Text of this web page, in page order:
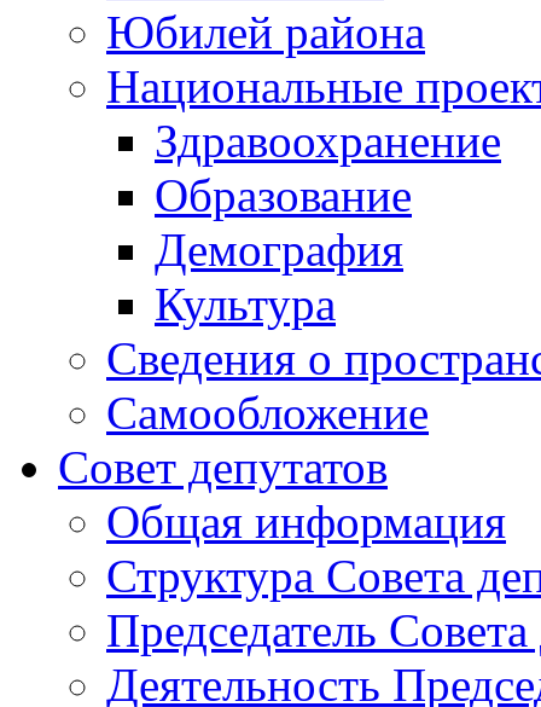
Юбилей района
Национальные
Здравоохранение
Образование
Демография
Культура
Сведения о
Самообложение
Совет депутатов
Общая информация
Структура Совета
Председатель Совета
Деятельность